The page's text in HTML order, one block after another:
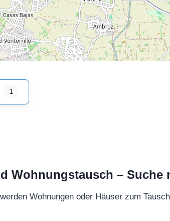
1
Wohnungstausch – Suche
Wohnungen oder Häuser zum